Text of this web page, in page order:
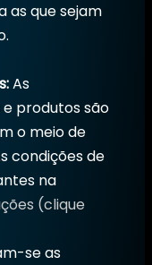
as que sejam
As
produtos são
o meio de
condições de
na
(clique
se as